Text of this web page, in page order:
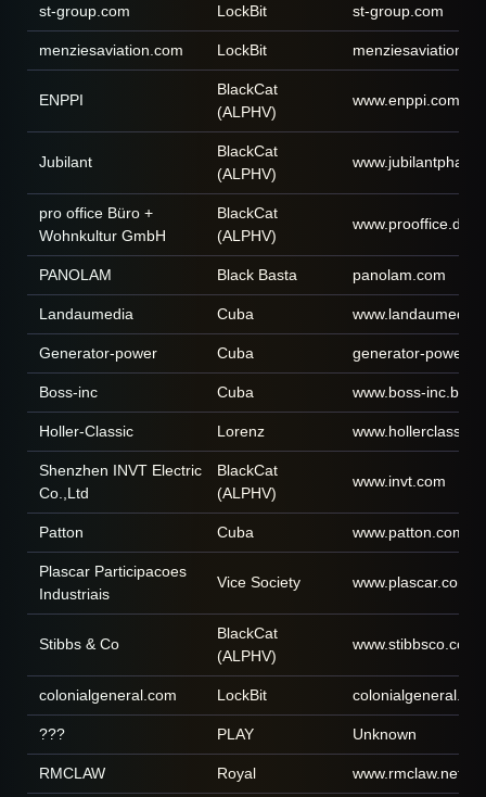
st-group.com LockBit st-group.com
menziesaviation.com LockBit
ENPPI
BlackCat
(ALPHV)
www.enppi.com
Jubilant
BlackCat
(ALPHV)
pro office Büro +
Wohnkultur GmbH
BlackCat
(ALPHV)
www.prooffice.de
PANOLAM Black Basta panolam.com
Landaumedia Cuba
Generator-power Cuba generator-
Boss-inc Cuba www.boss-inc.biz
Holler-Classic Lorenz
Shenzhen INVT Electric
Co.,Ltd
BlackCat
(ALPHV)
www.invt.com
Patton Cuba www.patton.com
Plascar Participacoes
Industriais
Vice Society
Stibbs & Co
BlackCat
(ALPHV)
www.stibbsco.com
colonialgeneral.com LockBit
??? PLAY Unknown
RMCLAW Royal www.rmclaw.net